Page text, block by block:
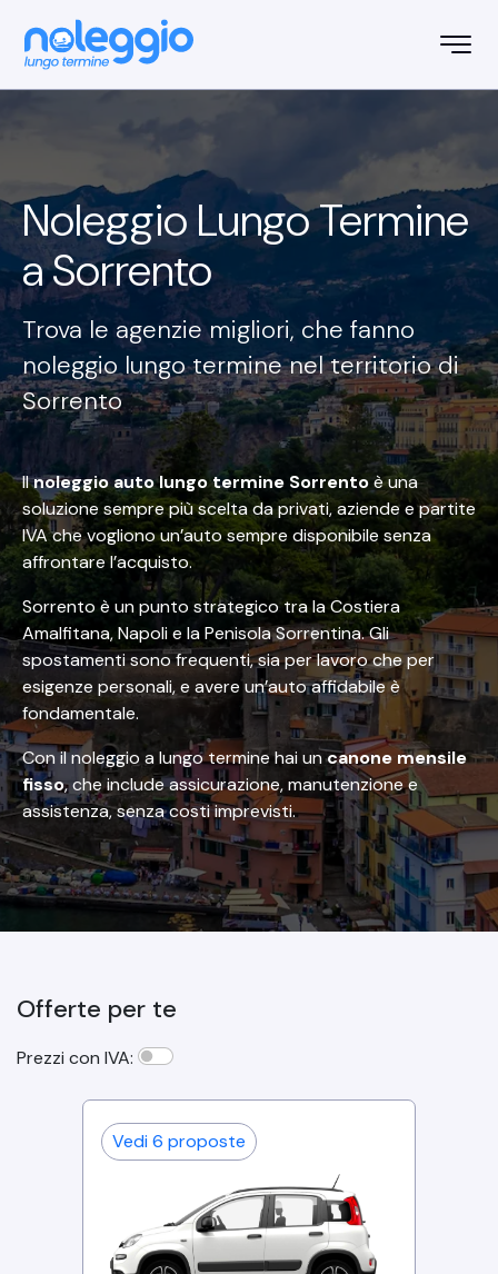
Noleggio Lungo Termine
aSorrento
Trova le agenzie migliori, che fanno
noleggio lungo termine nel territorio di
Sorrento
Ilnoleggio auto lungo termine Sorrentoè una
soluzione sempre più scelta da privati, aziende e partite
IVA che vogliono un’auto sempre disponibile senza
affrontare l’acquisto.
Sorrento è un punto strategico tra la Costiera
Amalfitana, Napoli e la Penisola Sorrentina. Gli
spostamenti sono frequenti, sia per lavoro che per
esigenze personali, e avere un’auto affidabile è
fondamentale.
Con il noleggio a lungo termine hai uncanone mensile
fisso, che include assicurazione, manutenzione e
assistenza, senza costi imprevisti.
Offerte per te
Prezzi con IVA:
Vedi 6 proposte